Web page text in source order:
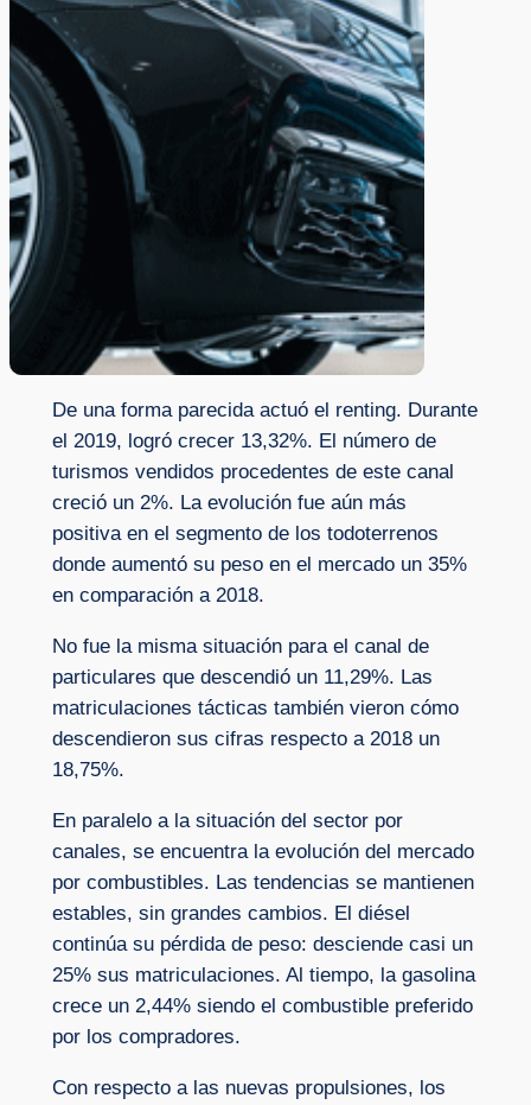
De una forma parecida actuó el renting. Durante
el 2019, logró crecer 13,32%. El número de
turismos vendidos procedentes de este canal
creció un 2%. La evolución fue aún más
positiva en el segmento de los todoterrenos
donde aumentó su peso en el mercado un 35%
en comparación a 2018.
No fue la misma situación para el canal de
particulares que descendió un 11,29%. Las
matriculaciones tácticas también vieron cómo
descendieron sus cifras respecto a 2018 un
18,75%.
En paralelo a la situación del sector por
canales, se encuentra la evolución del mercado
por combustibles. Las tendencias se mantienen
estables, sin grandes cambios. El diésel
continúa su pérdida de peso: desciende casi un
25% sus matriculaciones. Al tiempo, la gasolina
crece un 2,44% siendo el combustible preferido
por los compradores.
Con respecto a las nuevas propulsiones, los